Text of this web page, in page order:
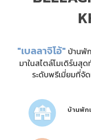
"เบลลาจิโอ้" บ้านพั
มาในสไตล์โมเดิร์นสุ
ระดับพรีเมี่ยมที่จั
บ้านพัก